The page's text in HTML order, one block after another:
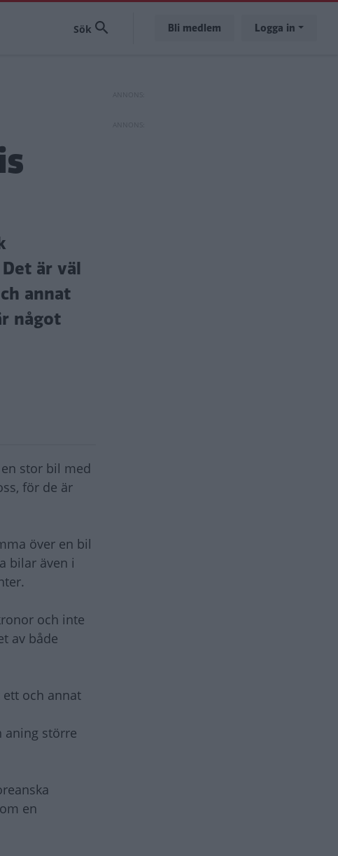
Bli medlem Logga in
är väl
annat
något
stor bil med
för de är
över en bil
bilar även i
och inte
av både
och annat
aning större
en